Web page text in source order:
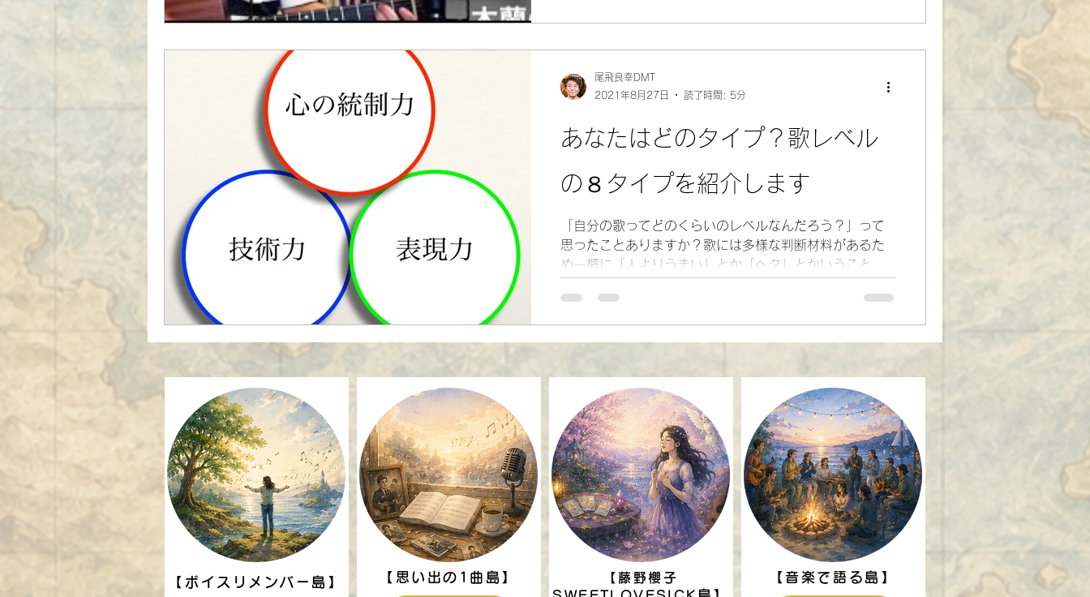
いかの、尾飛的の最新解釈をお話しています。
あなたはどのタイプ？歌レベル
の８タイプを紹介します
「自分の歌ってどのくらいのレベルなんだろう？」って
思ったことありますか？歌には多様な判断材料があるた
め一概に「人よりうまい」とか「ヘタ」とかいうことは
の要素」を元にした歌の８タイプをブログにまとめてみ
ました
尾飛良幸DMT
2021年8月27日
読了時間: 5分
【ボイスリメンバー島】 【思い出の1曲島】
【藤野櫻子
【音楽で語る島】